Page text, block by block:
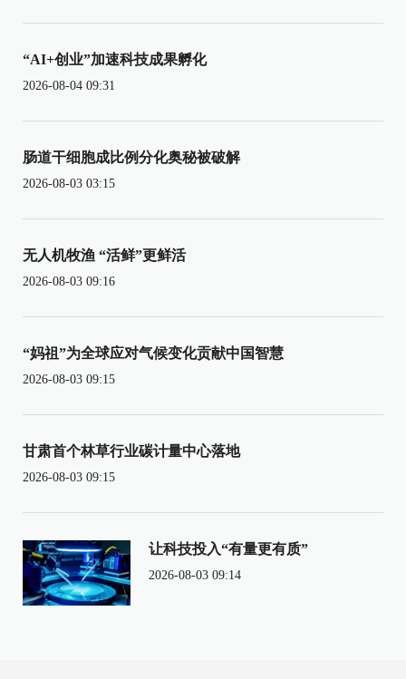
“AI+创业”加速科技成果孵化
2026-08-04 09:31
肠道干细胞成比例分化奥秘被破解
2026-08-03 03:15
无人机牧渔 “活鲜”更鲜活
2026-08-03 09:16
“妈祖”为全球应对气候变化贡献中国智慧
2026-08-03 09:15
甘肃首个林草行业碳计量中心落地
2026-08-03 09:15
让科技投入“有量更有质”
2026-08-03 09:14